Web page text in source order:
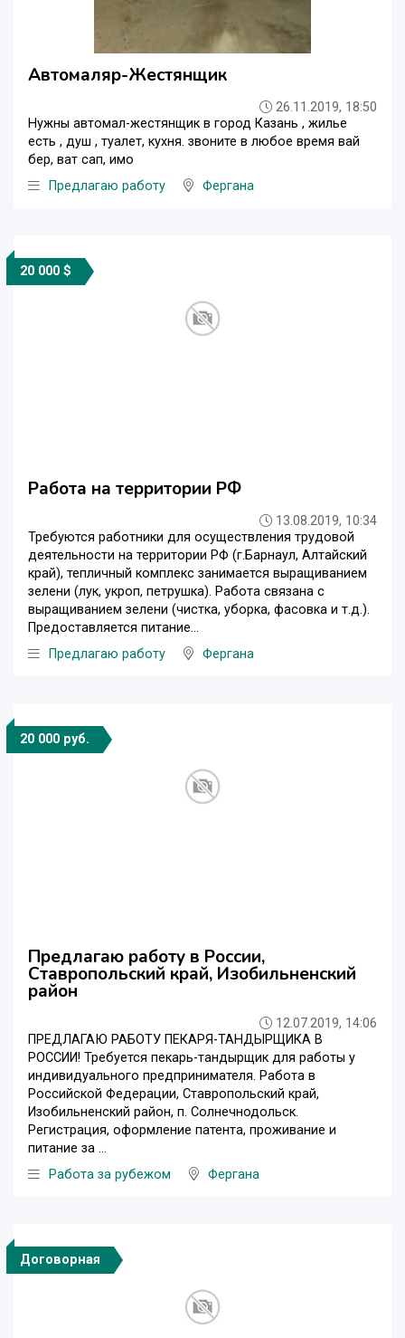
Автомаляр-Жестянщик
26.11.2019, 18:50
Нужны автомал-жестянщик в город Казань , жилье
есть , душ , туалет, кухня. звоните в любое время вай
бер, ват сап, имо
Предлагаю работу
Фергана
20 000 $
Работа на территории РФ
13.08.2019, 10:34
Требуются работники для осуществления трудовой
деятельности на территории РФ (г.Барнаул, Алтайский
край), тепличный комплекс занимается выращиванием
зелени (лук, укроп, петрушка). Работа связана с
выращиванием зелени (чистка, уборка, фасовка и т.д.).
Предоставляется питание...
Предлагаю работу
Фергана
20 000 руб.
Предлагаю работу в России,
Ставропольский край, Изобильненский
район
12.07.2019, 14:06
ПРЕДЛАГАЮ РАБОТУ ПЕКАРЯ-ТАНДЫРЩИКА В
РОССИИ! Требуется пекарь-тандырщик для работы у
индивидуального предпринимателя. Работа в
Российской Федерации, Ставропольский край,
Изобильненский район, п. Солнечнодольск.
Регистрация, оформление патента, проживание и
питание за ...
Работа за рубежом
Фергана
Договорная